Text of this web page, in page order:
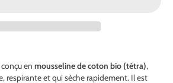
en mousseline de coton bio (tétra),
respirante et qui sèche rapidement. Il est